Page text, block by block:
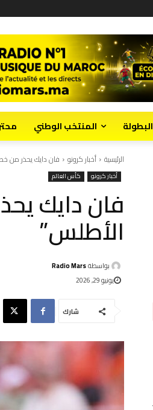
البطولة المنتخب الوطني
الرئيسية أخبار كرونو فان دايك يحذر من
أخبار كرونو كأس العالم
فان دايك
الأطلس”
بواسطةRadio Mars
يونيو 29, 2026
شارك